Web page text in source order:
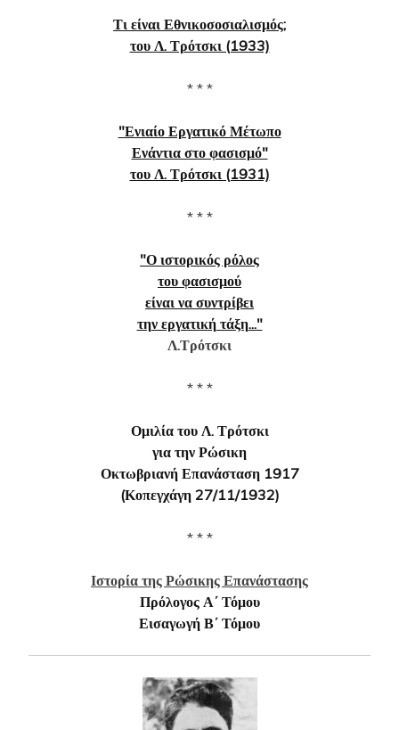
Τι είναι Εθνικοσοσιαλισμός;
του Λ. Τρότσκι (1933)
* * *
"Ενιαίο Εργατικό Μέτωπο
Ενάντια στο φασισμό"
του Λ. Τρότσκι (1931)
* * *
"Ο ιστορικός ρόλος
του φασισμού
είναι να συντρίβει
την εργατική τάξη..."
Λ.Τρότσκι
* * *
Ομιλία του Λ. Τρότσκι
για την Ρώσικη
Οκτωβριανή Επανάσταση 1917
(Κοπεγχάγη 27/11/1932)
* * *
Ιστορία της Ρώσικης Επανάστασης
Πρόλογος Α΄ Τόμου
Εισαγωγή Β΄ Τόμου